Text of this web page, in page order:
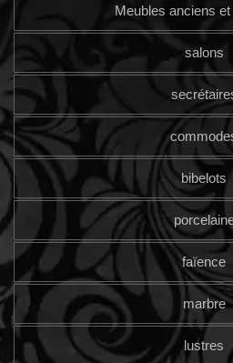
Meubles anciens
salons
bibelots
faïence
marbre
lustres